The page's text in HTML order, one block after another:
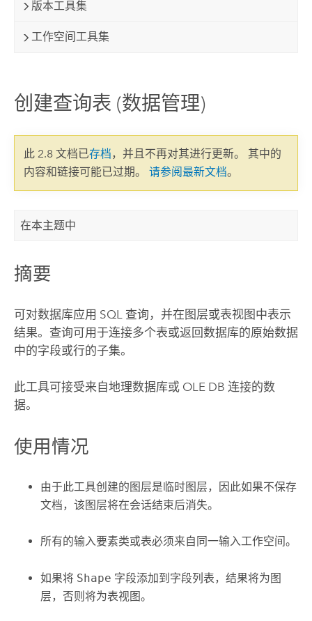
版本工具集
工作空间工具集
创建查询表 (数据管理)
此 2.8 文档已存档，并且不再对其进行更新。 其中的
内容和链接可能已过期。 请参阅最新文档。
在本主题中
摘要
可对数据库应用 SQL 查询，并在图层或表视图中表示
结果。查询可用于连接多个表或返回数据库的原始数据
中的字段或行的子集。
此工具可接受来自地理数据库或 OLE DB 连接的数
据。
使用情况
由于此工具创建的图层是临时图层，因此如果不保存
文档，该图层将在会话结束后消失。
所有的输入要素类或表必须来自同一输入工作空间。
如果将 Shape 字段添加到字段列表，结果将为图
层，否则将为表视图。